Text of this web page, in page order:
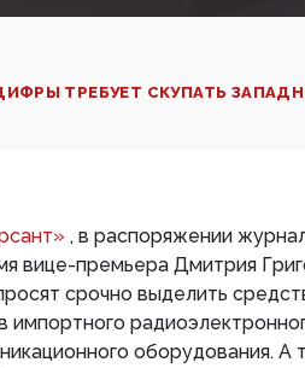
ТРЕБУЕТ СКУПАТЬ
, в распоряжении
вице-премьера Дмитрия
срочно выделить
импортного
оборудования. А